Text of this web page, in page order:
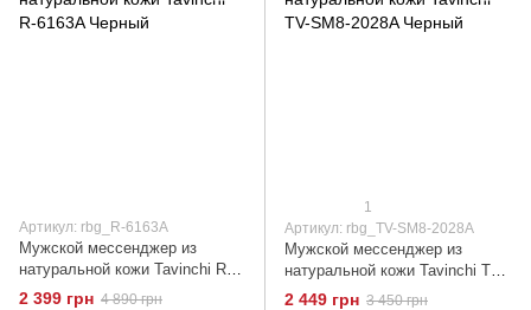
Артикул: rbg_R-6163A
Мужской мессенджер из
натуральной кожи Tavinchi R-
6163A Черный
2 399 грн 4 890 грн
1
Артикул: rbg_TV-SM8-2028A
Мужской мессенджер из
натуральной кожи Tavinchi TV-
SM8-2028A Черный
2 449 грн 3 450 грн